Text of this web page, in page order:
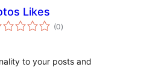
Likes
(0celkové
hodnotenie
)
to your posts and